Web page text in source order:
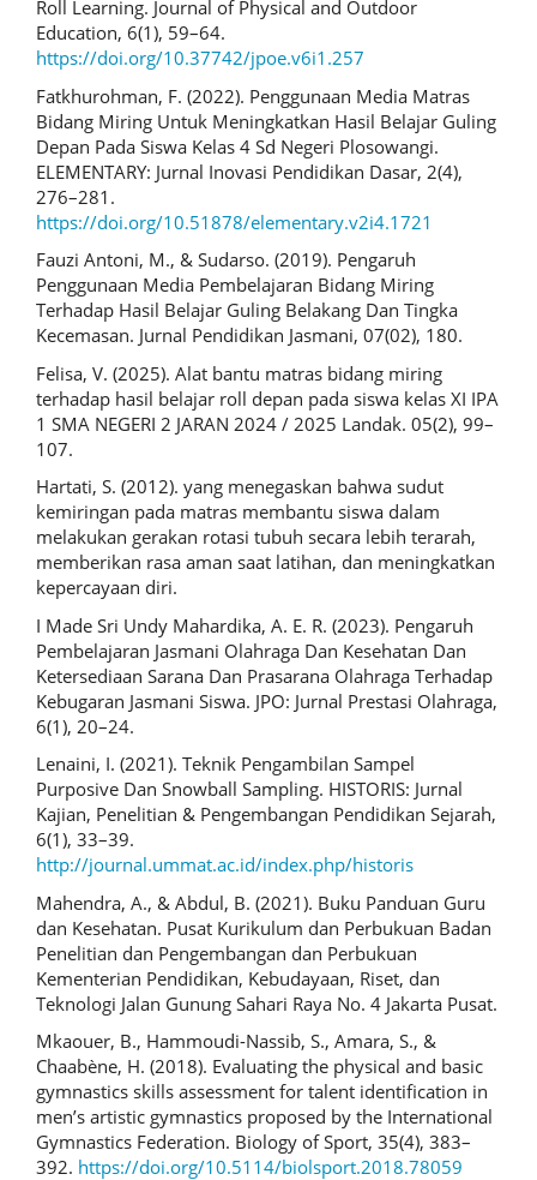
Roll Learning. Journal of Physical and Outdoor
Education, 6(1), 59–64.
https://doi.org/10.37742/jpoe.v6i1.257
Fatkhurohman, F. (2022). Penggunaan Media Matras
Bidang Miring Untuk Meningkatkan Hasil Belajar Guling
Depan Pada Siswa Kelas 4 Sd Negeri Plosowangi.
ELEMENTARY: Jurnal Inovasi Pendidikan Dasar, 2(4),
276–281.
https://doi.org/10.51878/elementary.v2i4.1721
Fauzi Antoni, M., & Sudarso. (2019). Pengaruh
Penggunaan Media Pembelajaran Bidang Miring
Terhadap Hasil Belajar Guling Belakang Dan Tingka
Kecemasan. Jurnal Pendidikan Jasmani, 07(02), 180.
Felisa, V. (2025). Alat bantu matras bidang miring
terhadap hasil belajar roll depan pada siswa kelas XI IPA
1 SMA NEGERI 2 JARAN 2024 / 2025 Landak. 05(2), 99–
107.
Hartati, S. (2012). yang menegaskan bahwa sudut
kemiringan pada matras membantu siswa dalam
melakukan gerakan rotasi tubuh secara lebih terarah,
memberikan rasa aman saat latihan, dan meningkatkan
kepercayaan diri.
I Made Sri Undy Mahardika, A. E. R. (2023). Pengaruh
Pembelajaran Jasmani Olahraga Dan Kesehatan Dan
Ketersediaan Sarana Dan Prasarana Olahraga Terhadap
Kebugaran Jasmani Siswa. JPO: Jurnal Prestasi Olahraga,
6(1), 20–24.
Lenaini, I. (2021). Teknik Pengambilan Sampel
Purposive Dan Snowball Sampling. HISTORIS: Jurnal
Kajian, Penelitian & Pengembangan Pendidikan Sejarah,
6(1), 33–39.
http://journal.ummat.ac.id/index.php/historis
Mahendra, A., & Abdul, B. (2021). Buku Panduan Guru
dan Kesehatan. Pusat Kurikulum dan Perbukuan Badan
Penelitian dan Pengembangan dan Perbukuan
Kementerian Pendidikan, Kebudayaan, Riset, dan
Teknologi Jalan Gunung Sahari Raya No. 4 Jakarta Pusat.
Mkaouer, B., Hammoudi-Nassib, S., Amara, S., &
Chaabène, H. (2018). Evaluating the physical and basic
gymnastics skills assessment for talent identification in
men’s artistic gymnastics proposed by the International
Gymnastics Federation. Biology of Sport, 35(4), 383–
392. https://doi.org/10.5114/biolsport.2018.78059